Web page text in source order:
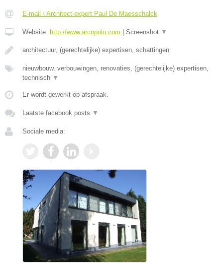
E-mail › Architect-expert Paul De Maesschalck
Website: http://www.arcopolo.com Screenshot ▼
architectuur, (gerechtelijke) expertisen, schattingen
nieuwbouw, verbouwingen, renovaties, (gerechtelijke) expertisen,
technisch ▼
Er wordt gewerkt op afspraak.
Laatste facebook posts ▼
Sociale media: